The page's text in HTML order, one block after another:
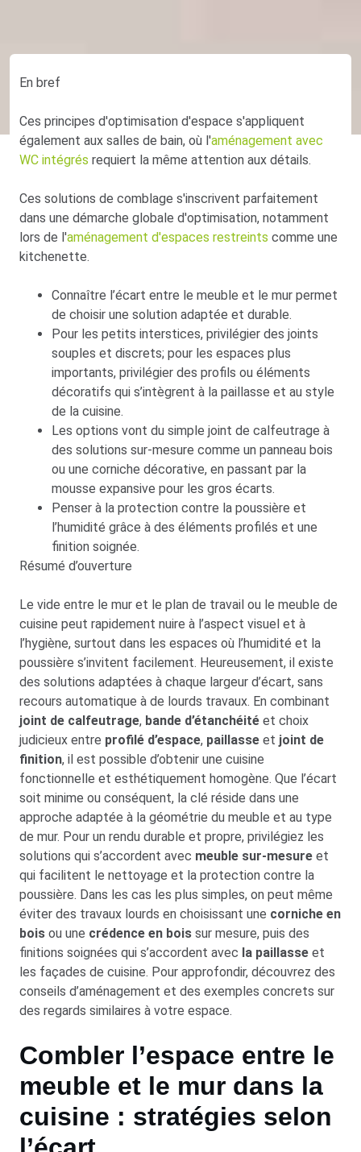
En bref
Ces principes d'optimisation d'espace s'appliquent
également aux salles de bain, où l'aménagement avec
WC intégrés requiert la même attention aux détails.
Ces solutions de comblage s'inscrivent parfaitement
dans une démarche globale d'optimisation, notamment
lors de l'aménagement d'espaces restreints comme une
kitchenette.
Connaître l’écart entre le meuble et le mur permet
de choisir une solution adaptée et durable.
Pour les petits interstices, privilégier des joints
souples et discrets; pour les espaces plus
importants, privilégier des profils ou éléments
décoratifs qui s’intègrent à la paillasse et au style
de la cuisine.
Les options vont du simple joint de calfeutrage à
des solutions sur-mesure comme un panneau bois
ou une corniche décorative, en passant par la
mousse expansive pour les gros écarts.
Penser à la protection contre la poussière et
l’humidité grâce à des éléments profilés et une
finition soignée.
Résumé d’ouverture
Le vide entre le mur et le plan de travail ou le meuble de
cuisine peut rapidement nuire à l’aspect visuel et à
l’hygiène, surtout dans les espaces où l’humidité et la
poussière s’invitent facilement. Heureusement, il existe
des solutions adaptées à chaque largeur d’écart, sans
recours automatique à de lourds travaux. En combinant
joint de calfeutrage, bande d’étanchéité et choix
judicieux entre profilé d’espace, paillasse et joint de
finition, il est possible d’obtenir une cuisine
fonctionnelle et esthétiquement homogène. Que l’écart
soit minime ou conséquent, la clé réside dans une
approche adaptée à la géométrie du meuble et au type
de mur. Pour un rendu durable et propre, privilégiez les
solutions qui s’accordent avec meuble sur-mesure et
qui facilitent le nettoyage et la protection contre la
poussière. Dans les cas les plus simples, on peut même
éviter des travaux lourds en choisissant une corniche en
bois ou une crédence en bois sur mesure, puis des
finitions soignées qui s’accordent avec la paillasse et
les façades de cuisine. Pour approfondir, découvrez des
conseils d’aménagement et des exemples concrets sur
des regards similaires à votre espace.
Combler l’espace entre le
meuble et le mur dans la
cuisine : stratégies selon